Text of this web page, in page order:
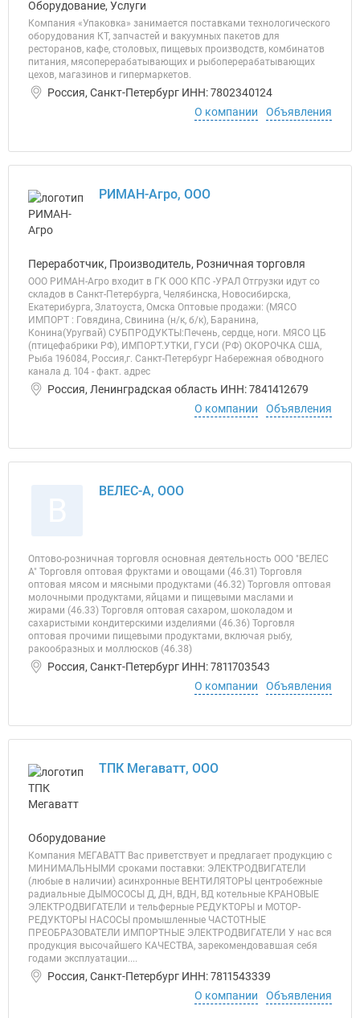
Оборудование, Услуги
Компания «Упаковка» занимается поставками технологического
оборудования КТ, запчастей и вакуумных пакетов для
ресторанов, кафе, столовых, пищевых производств, комбинатов
питания, мясоперерабатывающих и рыбоперерабатывающих
цехов, магазинов и гипермаркетов.
Россия, Санкт-Петербург ИНН: 7802340124
О компании
Объявления
РИМАН-Агро, ООО
Переработчик, Производитель, Розничная торговля
ООО РИМАН-Агро входит в ГК ООО КПС -УРАЛ Отгрузки идут со
складов в Санкт-Петербурга, Челябинска, Новосибирска,
Екатерибурга, Златоуста, Омска Оптовые продажи: (МЯСО
ИМПОРТ : Говядина, Свинина (н/к, б/к), Баранина,
Конина(Уругвай) СУБПРОДУКТЫ:Печень, сердце, ноги. МЯСО ЦБ
(птицефабрики РФ), ИМПОРТ.УТКИ, ГУСИ (РФ) ОКОРОЧКА США,
Рыба 196084, Россия,г. Санкт-Петербург Набережная обводного
канала д. 104 - факт. адрес
Россия, Ленинградская область ИНН: 7841412679
О компании
Объявления
ВЕЛЕС-А, ООО
Оптово-розничная торговля основная деятельность ООО "ВЕЛЕС
А" Торговля оптовая фруктами и овощами (46.31) Торговля
оптовая мясом и мясными продуктами (46.32) Торговля оптовая
молочными продуктами, яйцами и пищевыми маслами и
жирами (46.33) Торговля оптовая сахаром, шоколадом и
сахаристыми кондитерскими изделиями (46.36) Торговля
оптовая прочими пищевыми продуктами, включая рыбу,
ракообразных и моллюсков (46.38)
Россия, Санкт-Петербург ИНН: 7811703543
О компании
Объявления
ТПК Мегаватт, ООО
Оборудование
Компания МЕГАВАТТ Вас приветствует и предлагает продукцию с
МИНИМАЛЬНЫМИ сроками поставки: ЭЛЕКТРОДВИГАТЕЛИ
(любые в наличии) асинхронные ВЕНТИЛЯТОРЫ центробежные
радиальные ДЫМОСОСЫ Д, ДН, ВДН, ВД котельные КРАНОВЫЕ
ЭЛЕКТРОДВИГАТЕЛИ и тельферные РЕДУКТОРЫ и МОТОР-
РЕДУКТОРЫ НАСОСЫ промышленные ЧАСТОТНЫЕ
ПРЕОБРАЗОВАТЕЛИ ИМПОРТНЫЕ ЭЛЕКТРОДВИГАТЕЛИ У нас вся
продукция высочайшего КАЧЕСТВА, зарекомендовавшая себя
годами эксплуатации....
Россия, Санкт-Петербург ИНН: 7811543339
О компании
Объявления